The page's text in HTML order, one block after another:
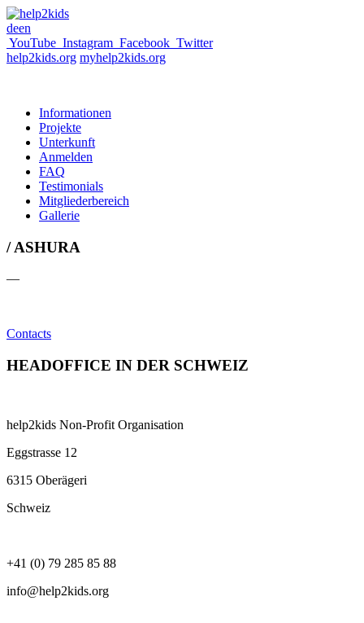
deen
YouTube Instagram Facebook Twitter
help2kids.org myhelp2kids.org
Informationen
Projekte
Unterkunft
Anmelden
FAQ
Testimonials
Mitgliederbereich
Gallerie
/ ASHURA
—
Contacts
HEADOFFICE IN DER SCHWEIZ
help2kids Non-Profit Organisation
Eggstrasse 12
6315 Oberägeri
Schweiz
+41 (0) 79 285 85 88
info@help2kids.org